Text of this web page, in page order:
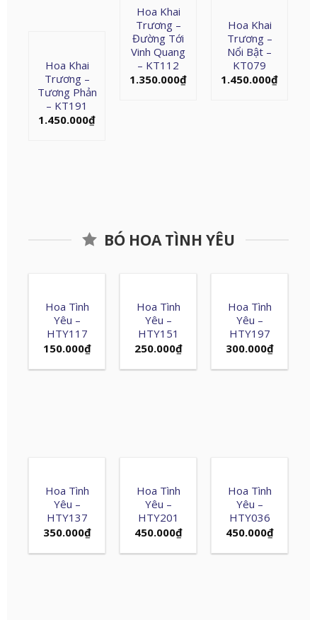
Hoa Khai
Trương –
Đường Tới
Vinh Quang
– KT112
1.350.000₫
Hoa Khai
Trương –
Nổi Bật –
KT079
1.450.000₫
Hoa Khai
Trương –
Tương Phản
– KT191
1.450.000₫
BÓ HOA TÌNH YÊU
Hoa Tình
Yêu –
HTY117
150.000₫
Hoa Tình
Yêu –
HTY151
250.000₫
Hoa Tình
Yêu –
HTY197
300.000₫
Hoa Tình
Yêu –
HTY137
350.000₫
Hoa Tình
Yêu –
HTY201
450.000₫
Hoa Tình
Yêu –
HTY036
450.000₫